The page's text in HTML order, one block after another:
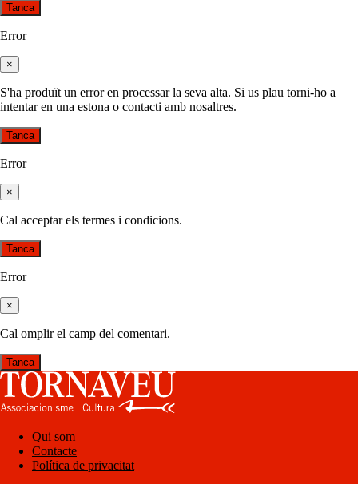
Tanca
Error
×
S'ha produït un error en processar la seva alta. Si us plau torni-ho a
intentar en una estona o contacti amb nosaltres.
Tanca
Error
×
Cal acceptar els termes i condicions.
Tanca
Error
×
Cal omplir el camp del comentari.
Tanca
Qui som
Contacte
Política de privacitat